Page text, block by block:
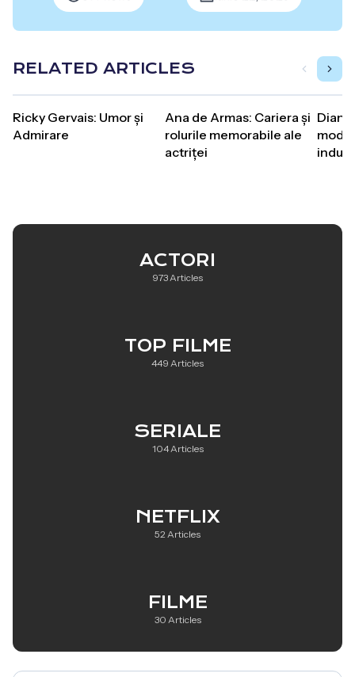
RELATED ARTICLES
Ricky Gervais: Umor și
Admirare
Ana de Armas: Cariera și
rolurile memorabile ale
actriței
Diana
ACTORI
973 Articles
TOP FILME
449 Articles
SERIALE
104 Articles
NETFLIX
52 Articles
FILME
30 Articles